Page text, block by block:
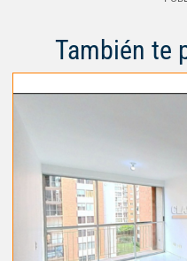
También te